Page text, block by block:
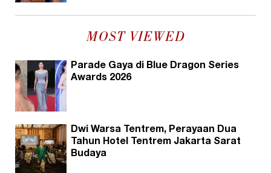
MOST VIEWED
Parade Gaya di Blue Dragon Series
Awards 2026
Dwi Warsa Tentrem, Perayaan Dua
Tahun Hotel Tentrem Jakarta Sarat
Budaya